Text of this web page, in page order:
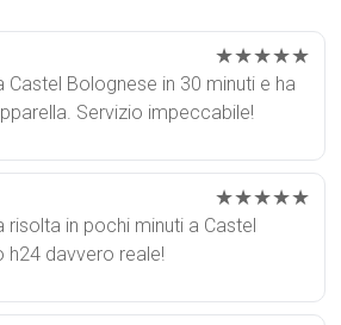
★★★★★
Castel Bolognese in 30 minuti e ha
Servizio impeccabile!
★★★★★
in pochi minuti a Castel
h24 davvero reale!